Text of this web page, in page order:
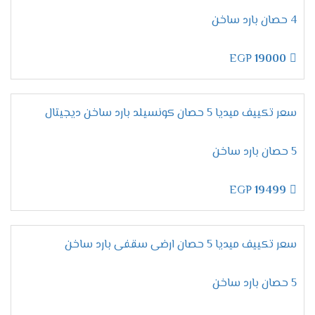
على مكانة عالية فى الاسواق ولتلك السبب تحصل
المنخفضة المناسبة لجميع العملاء .
تقدم لنا الشركة أرقام يتم استخدامها لكى يتم طلب
المكيف فقط اتصل علينا واختار المكيف المناسب لك
وأطلبه وسيتم ارسالة لحد باب البيت وجميع الاسعار
ضمان تكييف ميديا 2026
مهما تكلمنا عن مميزات وإمكانيات تكييف ميديا لا
تنتهى أبدا لأنه جهاز متكامل يجعلنا مستمتعين
بأوقاتنا نستطيع استخدامه فى جميع الاوقات كما أن
الشركة توفر لنا معه ضمان لمدة خمس سنوات شاملة
اسعار تكييف ميديا 2024
4 حصان بارد ساخن
19000
سعر تكييف ميديا 5 حصان كونسيلد بارد ساخن ديجيتال
5 حصان بارد ساخن
19499
سعر تكييف ميديا 5 حصان ارضى سقفى بارد ساخن
5 حصان بارد ساخن